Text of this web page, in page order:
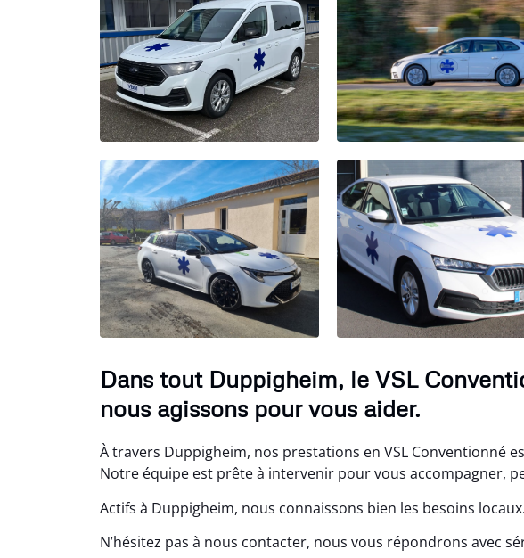
Dans tout Duppigheim, le VSL
nous agissons pour vous aider.
À travers Duppigheim, nos prestations en VSL Conventionné
Notre équipe est prête à intervenir pour vous accompagner,
Actifs à Duppigheim, nous connaissons bien les besoins locaux.
N’hésitez pas à nous contacter, nous vous répondrons avec